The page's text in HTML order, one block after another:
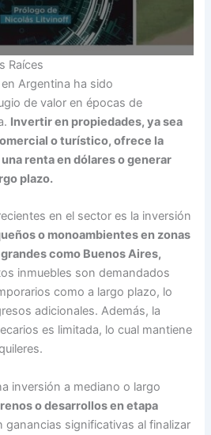
Raíces
Argentina ha sido
de valor en épocas de
Invertir en propiedades, ya sea
o turístico, ofrece la
renta en dólares o generar
plazo.
en el sector es la inversión
o monoambientes en zonas
como Buenos Aires,
inmuebles son demandados
como a largo plazo, lo
adicionales. Además, la
es limitada, lo cual mantiene
inversión a mediano o largo
o desarrollos en etapa
ganancias significativas al finalizar